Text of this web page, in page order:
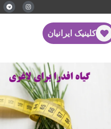
کلینیک ایرانیان